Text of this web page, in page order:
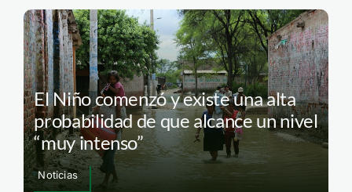
El Niño comenzó y existe una alta
probabilidad de que alcance un nivel
“muy intenso”
Noticias